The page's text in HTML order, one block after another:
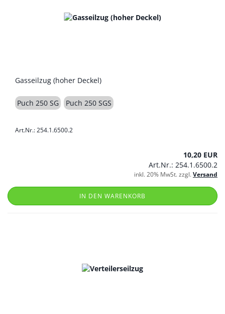
Gasseilzug (hoher Deckel)
Puch 250 SG Puch 250 SGS
Art.Nr.: 254.1.6500.2
10,20 EUR
Art.Nr.: 254.1.6500.2
inkl. 20% MwSt. zzgl.Versand
IN DEN WARENKORB